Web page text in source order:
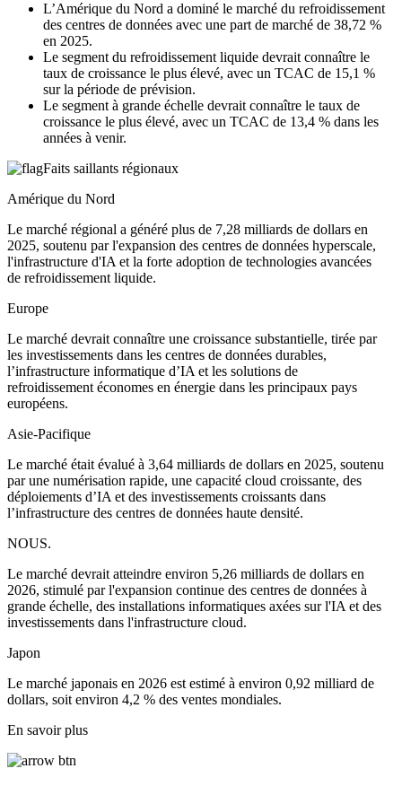
L’Amérique du Nord a dominé le marché du refroidissement
des centres de données avec une part de marché de 38,72 %
en 2025.
Le segment du refroidissement liquide devrait connaître le
taux de croissance le plus élevé, avec un TCAC de 15,1 %
sur la période de prévision.
Le segment à grande échelle devrait connaître le taux de
croissance le plus élevé, avec un TCAC de 13,4 % dans les
années à venir.
Faits saillants régionaux
Amérique du Nord
Le marché régional a généré plus de 7,28 milliards de dollars en
2025, soutenu par l'expansion des centres de données hyperscale,
l'infrastructure d'IA et la forte adoption de technologies avancées
de refroidissement liquide.
Europe
Le marché devrait connaître une croissance substantielle, tirée par
les investissements dans les centres de données durables,
l’infrastructure informatique d’IA et les solutions de
refroidissement économes en énergie dans les principaux pays
européens.
Asie-Pacifique
Le marché était évalué à 3,64 milliards de dollars en 2025, soutenu
par une numérisation rapide, une capacité cloud croissante, des
déploiements d’IA et des investissements croissants dans
l’infrastructure des centres de données haute densité.
NOUS.
Le marché devrait atteindre environ 5,26 milliards de dollars en
2026, stimulé par l'expansion continue des centres de données à
grande échelle, des installations informatiques axées sur l'IA et des
investissements dans l'infrastructure cloud.
Japon
Le marché japonais en 2026 est estimé à environ 0,92 milliard de
dollars, soit environ 4,2 % des ventes mondiales.
En savoir plus